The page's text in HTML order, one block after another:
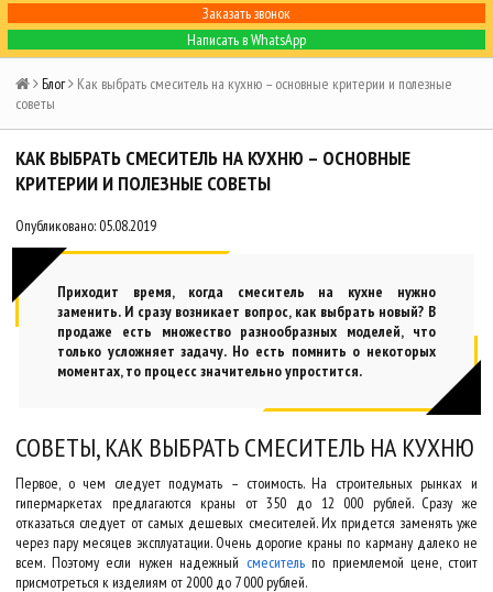
Заказать звонок
Написать в WhatsApp
Блог
Как выбрать смеситель на кухню – основные критерии и полезные
советы
КАК ВЫБРАТЬ СМЕСИТЕЛЬ НА КУХНЮ – ОСНОВНЫЕ
КРИТЕРИИ И ПОЛЕЗНЫЕ СОВЕТЫ
Опубликовано: 05.08.2019
Приходит время, когда смеситель на кухне нужно
заменить. И сразу возникает вопрос, как выбрать новый? В
продаже есть множество разнообразных моделей, что
только усложняет задачу. Но есть помнить о некоторых
моментах, то процесс значительно упростится.
СОВЕТЫ, КАК ВЫБРАТЬ СМЕСИТЕЛЬ НА КУХНЮ
Первое, о чем следует подумать – стоимость. На строительных рынках и
гипермаркетах предлагаются краны от 350 до 12 000 рублей. Сразу же
отказаться следует от самых дешевых смесителей. Их придется заменять уже
через пару месяцев эксплуатации. Очень дорогие краны по карману далеко не
всем. Поэтому если нужен надежный смесительпо приемлемой цене, стоит
присмотреться к изделиям от 2000 до 7 000 рублей.